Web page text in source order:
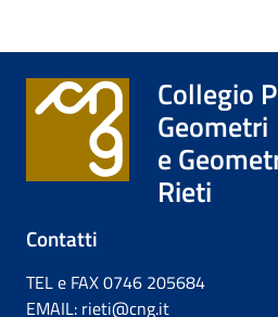
Collegio
Geometri
e
Rieti
Contatti
TEL e FAX 0746 205684
EMAIL: rieti@cng.it